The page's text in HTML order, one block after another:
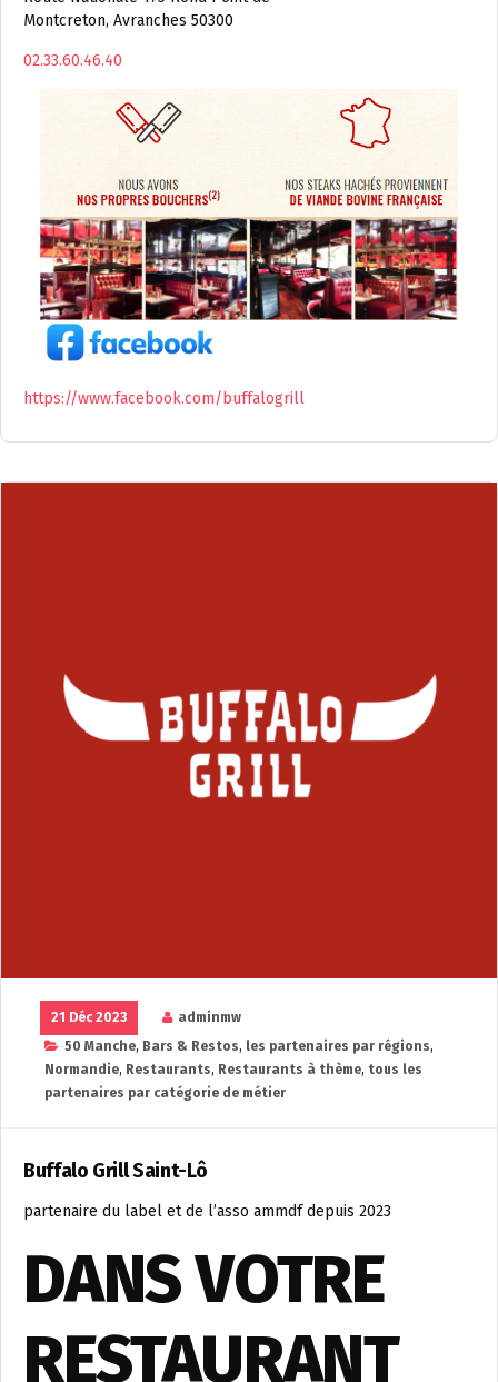
Montcreton, Avranches 50300
02.33.60.46.40
https://www.facebook.com/buffalogrill
21 Déc 2023
adminmw
50 Manche, Bars & Restos, les partenaires par régions,
Normandie, Restaurants, Restaurants à thème, tous les
partenaires par catégorie de métier
Buffalo Grill Saint-Lô
partenaire du label et de l’asso ammdf depuis 2023
DANS VOTRE
RESTAURANT